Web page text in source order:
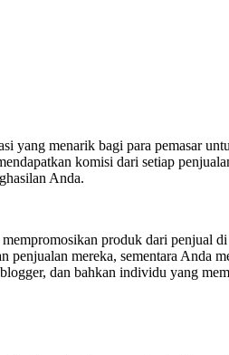
yang menarik bagi para pemasar
komisi dari setiap
Anda.
produk dari penjual
mereka, sementara Anda
dan bahkan individu yang